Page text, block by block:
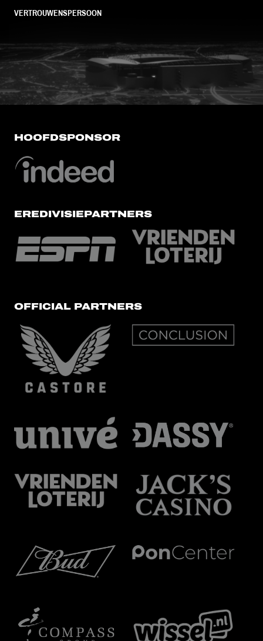
VERTROUWENSPERSOON
FC Utrecht<br>vanuit<br>het
HOOFDSPONSOR
EREDIVISIEPARTNERS
OFFICIAL PARTNERS